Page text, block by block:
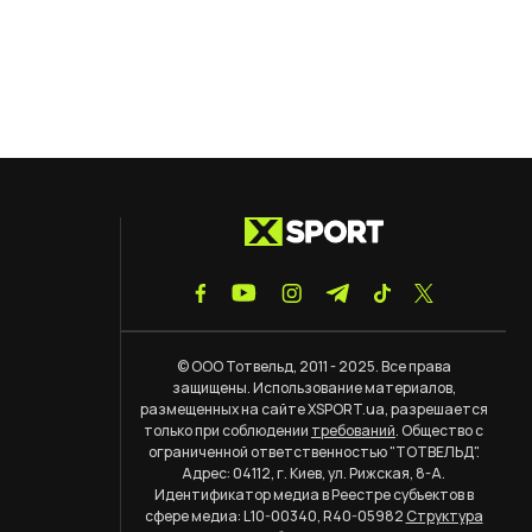
© ООО Тотвельд, 2011 - 2025. Все права
защищены. Использование материалов,
размещенных на сайте XSPORT.ua, разрешается
только при соблюдении требований. Общество с
ограниченной ответственностью "ТОТВЕЛЬД".
Адрес: 04112, г. Киев, ул. Рижская, 8-А.
Идентификатор медиа в Реестре субъектов в
сфере медиа: L10-00340, R40-05982Структура